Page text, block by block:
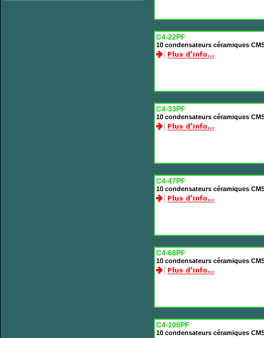
C4-22PF
10 condensateurs céramiques
C4-33PF
10 condensateurs céramiques
C4-47PF
10 condensateurs céramiques
C4-68PF
10 condensateurs céramiques
C4-100PF
10 condensateurs céramiques